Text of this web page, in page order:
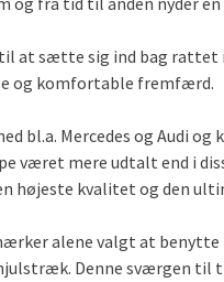
at sætte sig ind bag rattet
og komfortable fremfærd.
bl.a. Mercedes og Audi
været mere udtalt end i
højeste kvalitet og den
alene valgt at
Denne sværgen